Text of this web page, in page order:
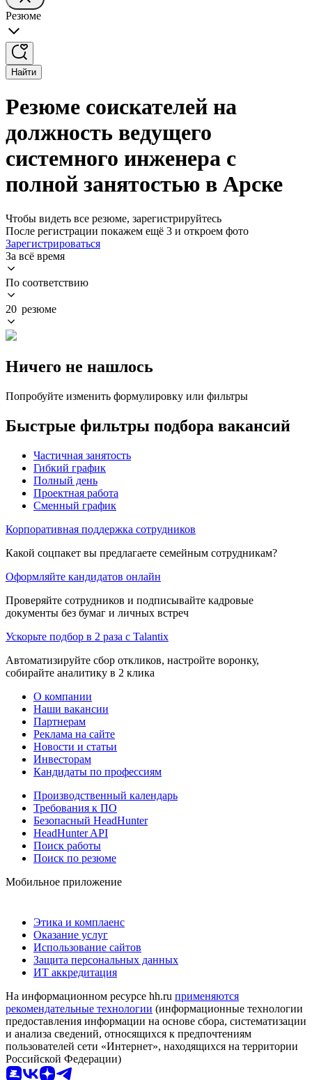
Резюме
Найти
Резюме соискателей на
должность ведущего
системного инженера с
полной занятостью в Арске
Чтобы видеть все резюме, зарегистрируйтесь
После регистрации покажем ещё 3 и откроем фото
Зарегистрироваться
За всё время
По соответствию
20 резюме
Ничего не нашлось
Попробуйте изменить формулировку или фильтры
Быстрые фильтры подбора вакансий
Частичная занятость
Гибкий график
Полный день
Проектная работа
Сменный график
Корпоративная поддержка сотрудников
Какой соцпакет вы предлагаете семейным сотрудникам?
Оформляйте кандидатов онлайн
Проверяйте сотрудников и подписывайте кадровые
документы без бумаг и личных встреч
Ускорьте подбор в 2 раза с Talantix
Автоматизируйте сбор откликов, настройте воронку,
собирайте аналитику в 2 клика
О компании
Наши вакансии
Партнерам
Реклама на сайте
Новости и статьи
Инвесторам
Кандидаты по профессиям
Производственный календарь
Требования к ПО
Безопасный HeadHunter
HeadHunter API
Поиск работы
Поиск по резюме
Мобильное приложение
Этика и комплаенс
Оказание услуг
Использование сайтов
Защита персональных данных
ИТ аккредитация
На информационном ресурсе hh.ru применяются
рекомендательные технологии (информационные технологии
предоставления информации на основе сбора, систематизации
и анализа сведений, относящихся к предпочтениям
пользователей сети «Интернет», находящихся на территории
Российской Федерации)